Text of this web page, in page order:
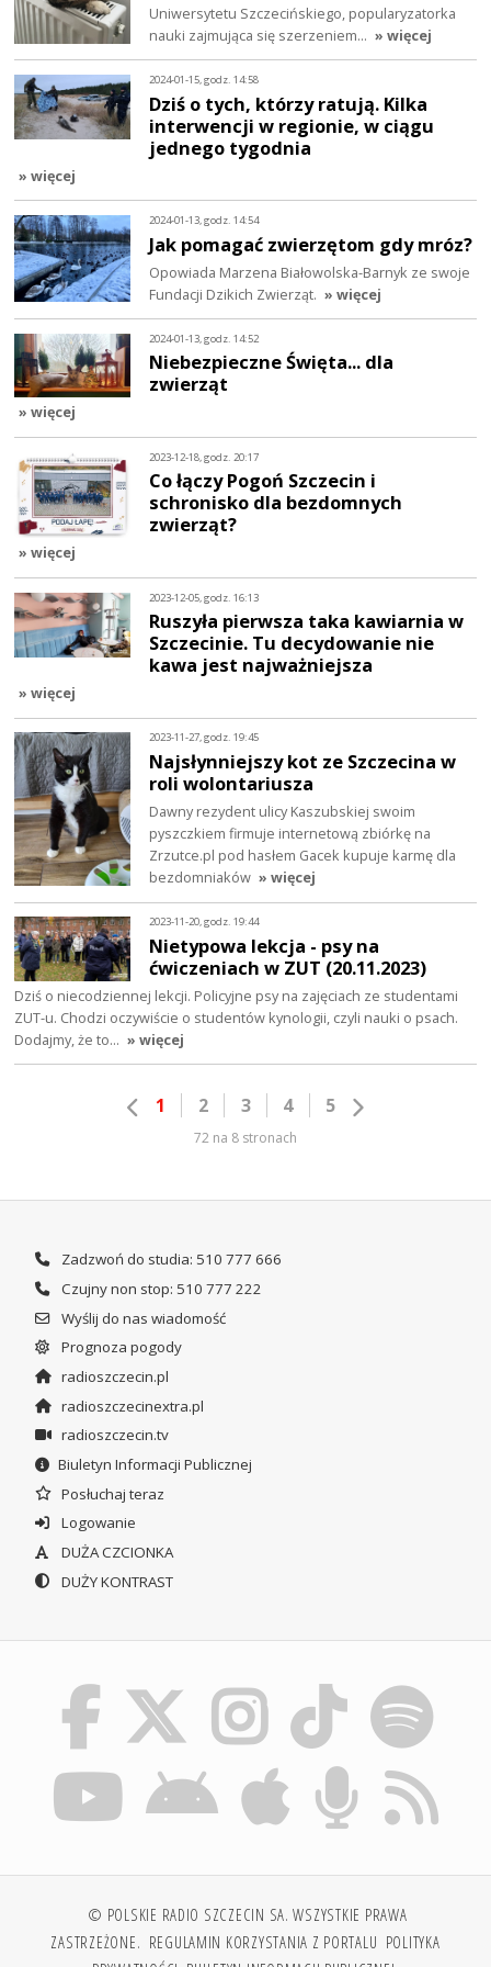
Uniwersytetu Szczecińskiego, popularyzatorka
nauki zajmująca się szerzeniem… » więcej
2024-01-15, godz. 14:58
Dziś o tych, którzy ratują. Kilka
interwencji w regionie, w ciągu
jednego tygodnia
» więcej
2024-01-13, godz. 14:54
Jak pomagać zwierzętom gdy mróz?
Opowiada Marzena Białowolska-Barnyk ze swoje
Fundacji Dzikich Zwierząt. » więcej
2024-01-13, godz. 14:52
Niebezpieczne Święta... dla
zwierząt
» więcej
2023-12-18, godz. 20:17
Co łączy Pogoń Szczecin i
schronisko dla bezdomnych
zwierząt?
» więcej
2023-12-05, godz. 16:13
Ruszyła pierwsza taka kawiarnia w
Szczecinie. Tu decydowanie nie
kawa jest najważniejsza
» więcej
2023-11-27, godz. 19:45
Najsłynniejszy kot ze Szczecina w
roli wolontariusza
Dawny rezydent ulicy Kaszubskiej swoim
pyszczkiem firmuje internetową zbiórkę na
Zrzutce.pl pod hasłem Gacek kupuje karmę dla
bezdomniaków » więcej
2023-11-20, godz. 19:44
Nietypowa lekcja - psy na
ćwiczeniach w ZUT (20.11.2023)
Dziś o niecodziennej lekcji. Policyjne psy na zajęciach ze studentami
ZUT-u. Chodzi oczywiście o studentów kynologii, czyli nauki o psach.
Dodajmy, że to… » więcej
1 2 3 4 5
72 na 8 stronach
Zadzwoń do studia: 510 777 666
Czujny non stop: 510 777 222
Wyślij do nas wiadomość
Prognoza pogody
radioszczecin.pl
radioszczecinextra.pl
radioszczecin.tv
Biuletyn Informacji Publicznej
Posłuchaj teraz
Logowanie
DUŻA CZCIONKA
DUŻY KONTRAST
© POLSKIE RADIO SZCZECIN SA. WSZYSTKIE PRAWA
ZASTRZEŻONE. REGULAMIN KORZYSTANIA Z PORTALU POLITYKA